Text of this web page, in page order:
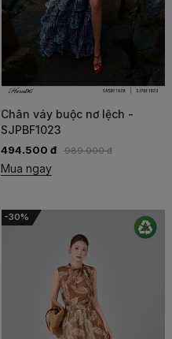
Chân váy buộc nơ lệch -
SJPBF1023
494.500 đ 989.000 đ
Mua ngay
-30%